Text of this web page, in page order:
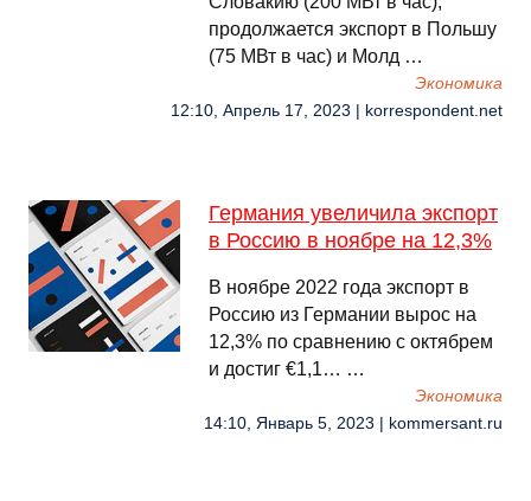
продолжается экспорт в Польшу
(75 МВт в час) и Молд …
Экономика
12:10, Апрель 17, 2023 | korrespondent.net
Германия увеличила экспорт
в Россию в ноябре на 12,3%
В ноябре 2022 года экспорт в
Россию из Германии вырос на
12,3% по сравнению с октябрем
и достиг €1,1… …
Экономика
14:10, Январь 5, 2023 | kommersant.ru